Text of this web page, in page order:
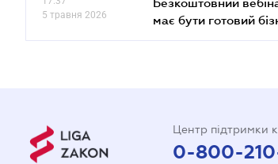
5 травня 2026
має бути готовий
Центр підтримки
0-800-